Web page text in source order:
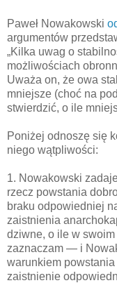
Paweł Nowakowski
argumentów
„Kilka uwag o
możliwościach
Uważa on, że owa
mniejsze (choć na
stwierdzić, o ile
Poniżej odnoszę się
niego wątpliwości:
1. Nowakowski
rzecz powstania
braku odpowiedniej
zaistnienia
dziwne, o ile w
zaznaczam — i
warunkiem
zaistnienie